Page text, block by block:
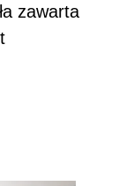
zawarta